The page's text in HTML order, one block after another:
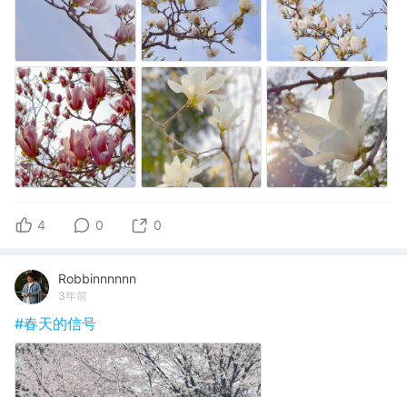
4 0 0
Robbinnnnnn
3年前
#春天的信号